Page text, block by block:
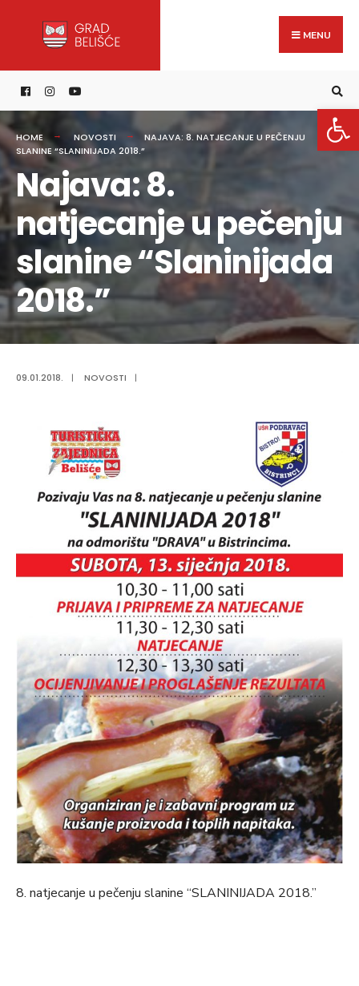
content
MENU
HOME NOVOSTI
NAJAVA: 8. NATJECANJE U PEČENJU
SLANINE “SLANINIJADA 2018.”
Najava: 8.
natjecanje u pečenju
slanine “Slaninijada
2018.”
09.01.2018. | NOVOSTI |
8. natjecanje u pečenju slanine “SLANINIJADA 2018.”
for: